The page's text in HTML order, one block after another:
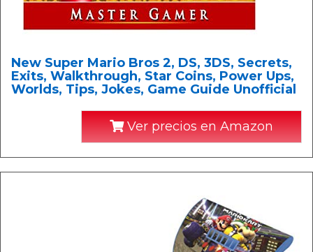
New Super Mario Bros 2, DS, 3DS, Secrets,
Exits, Walkthrough, Star Coins, Power Ups,
Worlds, Tips, Jokes, Game Guide Unofficial
Ver precios en Amazon